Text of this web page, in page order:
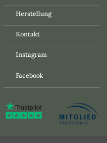
Herstellung
Kontakt
Instagram
Facebook